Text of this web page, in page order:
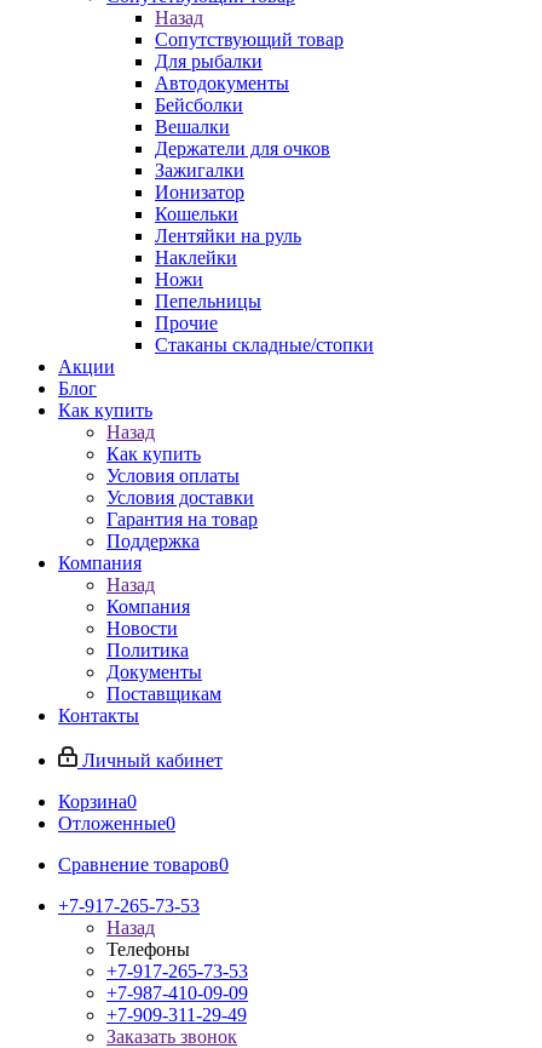
Назад
Сопутствующий товар
Для рыбалки
Автодокументы
Бейсболки
Вешалки
Держатели для очков
Зажигалки
Ионизатор
Кошельки
Лентяйки на руль
Наклейки
Ножи
Пепельницы
Прочие
Стаканы складные/стопки
Акции
Блог
Как купить
Назад
Как купить
Условия оплаты
Условия доставки
Гарантия на товар
Поддержка
Компания
Назад
Компания
Новости
Политика
Документы
Поставщикам
Контакты
Личный кабинет
Корзина0
Отложенные0
Сравнение товаров0
+7-917-265-73-53
Назад
Телефоны
+7-917-265-73-53
+7-987-410-09-09
+7-909-311-29-49
Заказать звонок